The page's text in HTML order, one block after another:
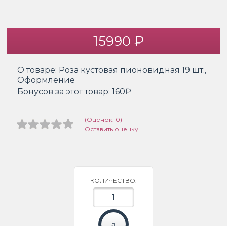
15990 ₽
О товаре: Роза кустовая пионовидная 19 шт.,
Оформление
Бонусов за этот товар: 160₽
(Оценок: 0)
Оставить оценку
КОЛИЧЕСТВО: